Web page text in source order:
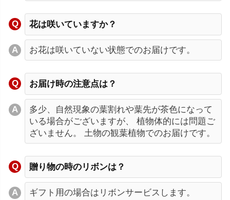
花は咲いていますか？
お花は咲いていない状態でのお届けです。
お届け時の注意点は？
多少、自然現象の葉割れや葉先が茶色になって
いる場合がございますが、 植物体的には問題ご
ざいません。 土物の観葉植物でのお届けです。
贈り物の時のリボンは？
ギフト用の場合はリボンサービスします。